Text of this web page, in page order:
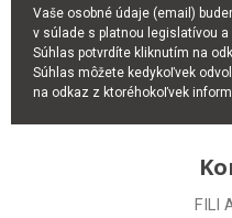
Vaše osobné údaje (email)
v súlade s platnou legislatívou
Súhlas potvrdíte kliknutím na
Súhlas môžete kedykoľvek
na odkaz z ktoréhokoľvek
FILI